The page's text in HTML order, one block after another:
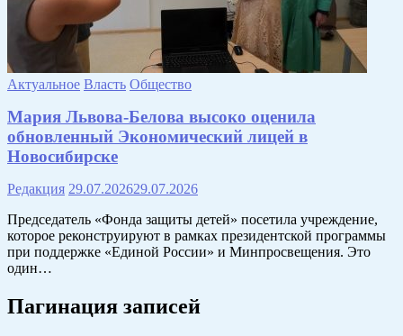
Актуальное Власть Общество
Мария Львова-Белова высоко оценила
обновленный Экономический лицей в
Новосибирске
Редакция 29.07.202629.07.2026
Председатель «Фонда защиты детей» посетила учреждение,
которое реконструируют в рамках президентской программы
при поддержке «Единой России» и Минпросвещения. Это
один…
Пагинация записей